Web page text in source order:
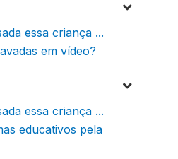
essa criança ...
em vídeo?
essa criança ...
educativos pela